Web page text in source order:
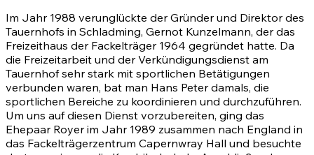
Im Jahr 1988 verunglückte der Gründer und Direktor des
Tauernhofs in Schladming, Gernot Kunzelmann, der das
Freizeithaus der Fackelträger 1964 gegründet hatte. Da
die Freizeitarbeit und der Verkündigungsdienst am
Tauernhof sehr stark mit sportlichen Betätigungen
verbunden waren, bat man Hans Peter damals, die
sportlichen Bereiche zu koordinieren und durchzuführen.
Um uns auf diesen Dienst vorzubereiten, ging das
Ehepaar Royer im Jahr 1989 zusammen nach England in
das Fackelträgerzentrum Capernwray Hall und besuchte